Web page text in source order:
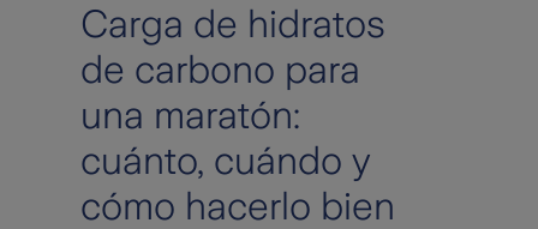
Carga de hidratos
de carbono para
una maratón:
cuánto, cuándo y
cómo hacerlo bien